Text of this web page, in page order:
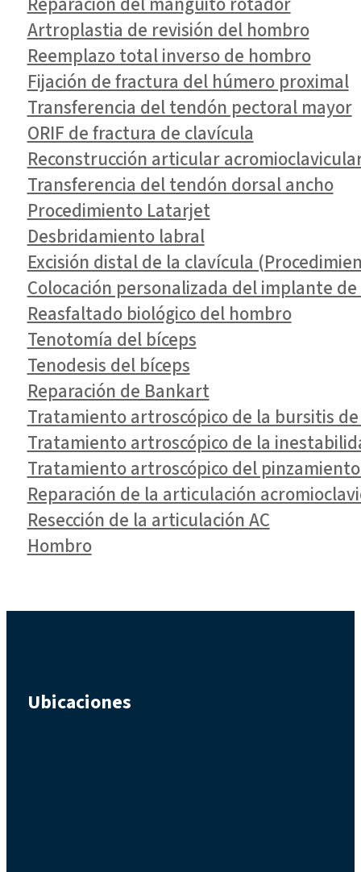
Artroplastia de revisión del hombro
Reemplazo total inverso de hombro
Fijación de fractura del húmero proximal
Transferencia del tendón pectoral mayor
ORIF de fractura de clavícula
Reconstrucción articular
Transferencia del tendón dorsal ancho
Procedimiento Latarjet
Desbridamiento labral
Excisión distal de la clavícula
Colocación personalizada del implante
Reasfaltado biológico del hombro
Tenotomía del bíceps
Tenodesis del bíceps
Reparación de Bankart
Tratamiento artroscópico de la bursitis
Tratamiento artroscópico de la
Tratamiento artroscópico del
Reparación de la articulación
Resección de la articulación AC
Hombro
Ubicaciones